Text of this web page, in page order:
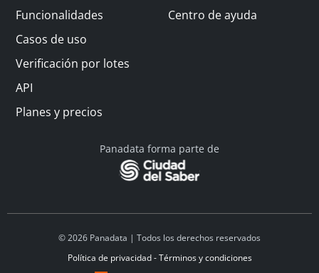
Funcionalidades
Casos de uso
Verificación por lotes
API
Planes y precios
Centro de ayuda
Panadata forma parte de
© 2026 Panadata | Todos los derechos reservados
Política de privacidad - Términos y condiciones